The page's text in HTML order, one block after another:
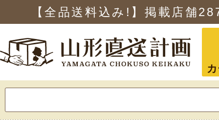
【全品送料込み!】掲載店舗
索: